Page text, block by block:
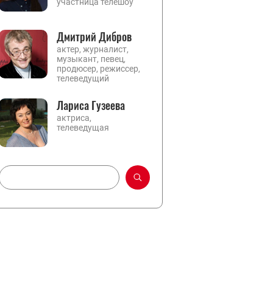
Дмитрий Дибров
актер, журналист,
музыкант, певец,
продюсер, режиссер,
телеведущий
Лариса Гузеева
актриса,
телеведущая